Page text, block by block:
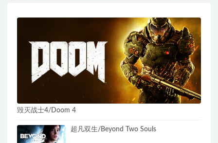
毁灭战士4/Doom 4
超凡双生/Beyond Two Souls